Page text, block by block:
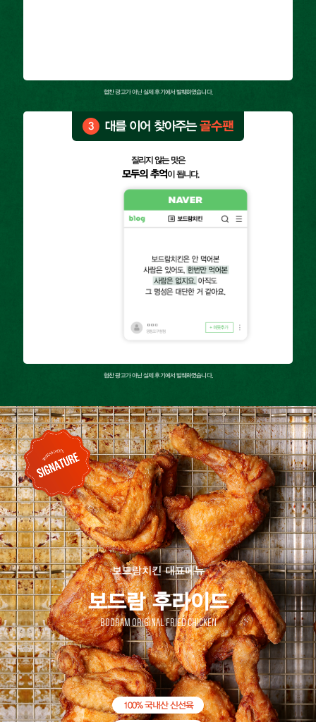
협찬 광고가 아닌 실제 후기에서 발췌하였습니다.
3 대를 이어 찾아주는골수팬
질리지 않는 맛은
모두의 추억이 됩니다.
협찬 광고가 아닌 실제 후기에서 발췌하였습니다.
보드람치킨 대표메뉴
보드람 후라이드
BODRAM ORIGINAL FRIED CHICKEN
100% 국내산 신선육